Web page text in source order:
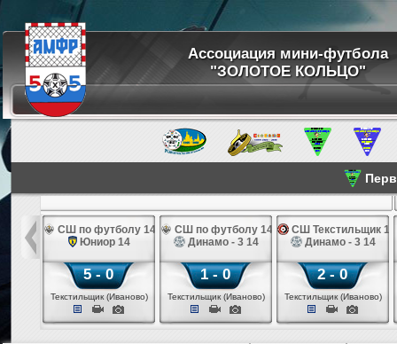
Ассоциация мини-футбола
"ЗОЛОТОЕ КОЛЬЦО"
14
14
СШ по футболу 14
Юниор 14
5 - 0
Текстильщик (Иваново)
СШ по футболу 14
Динамо - 3 14
1 - 0
Текстильщик (Иваново)
СШ Текстильщик 14
Динамо - 3 14
2 - 0
Текстильщик (Иваново)